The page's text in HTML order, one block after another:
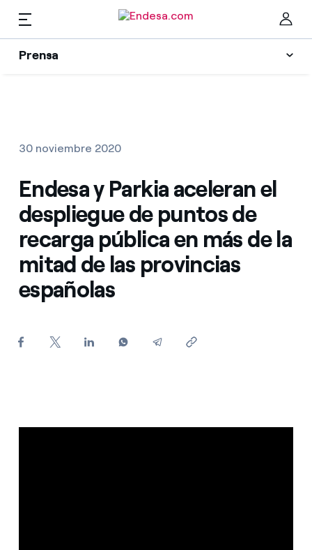
Prensa
Prensa
Encuentra la tarifa que más te conviene
Compara nuestras tarifas de empresa y ahorra
Por cada kWh que ahorres, te descontamos otro
Ofertas para autónomos y Pymes
Recursos
Colecciones
Contactos prensa
ES
30 noviembre 2020
Endesa y Parkia aceleran el
despliegue de puntos de
recarga pública en más de la
mitad de las provincias
españolas